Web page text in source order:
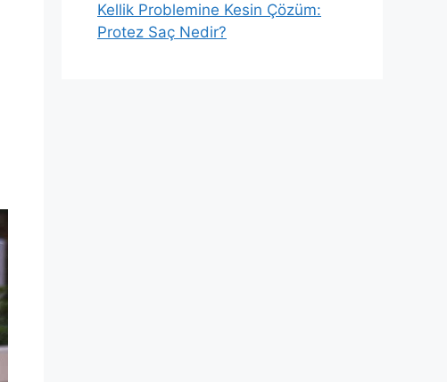
Kellik Problemine Kesin Çözüm:
Protez Saç Nedir?